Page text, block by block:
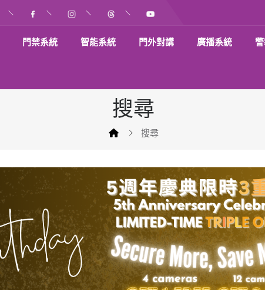
門禁系統 智能系統 門外對講 廣播系統
搜尋
搜尋